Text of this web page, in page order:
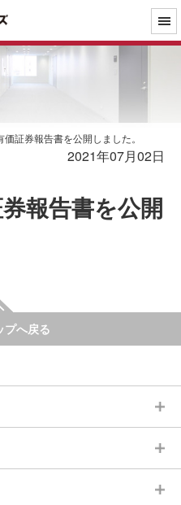
価証券報告書を公開しました。
2021年07月02日
報告書を公開
プへ戻る